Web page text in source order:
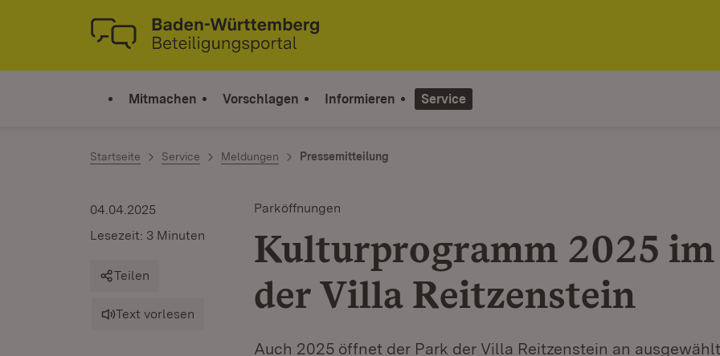
Zum Inhalt springen
Link zur Startseite
Mitmachen Vorschlagen Informieren Service
Startseite Service Meldungen Pressemitteilung
Parköffnungen
Kulturprogramm 2025
der Villa Reitzenstein
Auch 2025 öffnet der Park der Villa Reitzenstein an
04.04.2025
Lesezeit: 3 Minuten
Teilen
Text vorlesen